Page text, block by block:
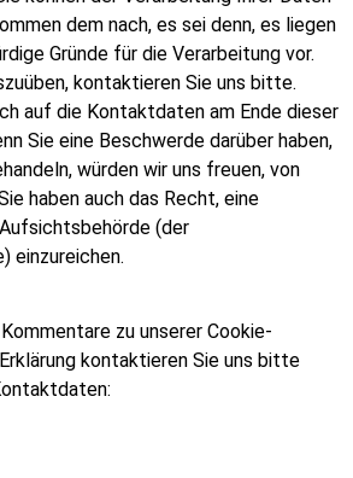
dem nach, es sei denn, es liegen
Gründe für die Verarbeitung vor.
kontaktieren Sie uns bitte.
auf die Kontaktdaten am Ende dieser
Sie eine Beschwerde darüber haben,
würden wir uns freuen, von
haben auch das Recht, eine
(der
einzureichen.
zu unserer Cookie-
kontaktieren Sie uns bitte